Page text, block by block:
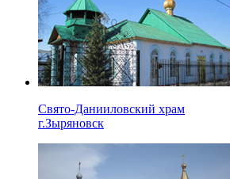
Свято-Данииловский храм
г.Зыряновск